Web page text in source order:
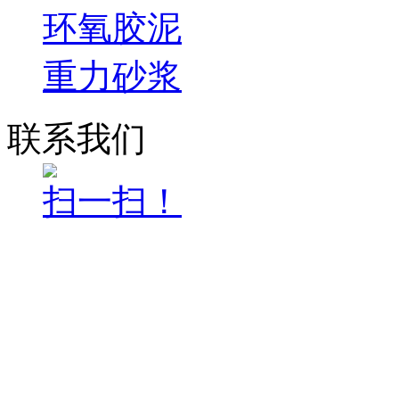
环氧胶泥
重力砂浆
联系我们
扫一扫！